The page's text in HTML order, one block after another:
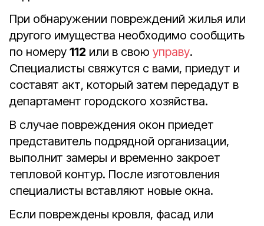
При обнаружении повреждений жилья или
другого имущества необходимо сообщить
по номеру 112 или в свою управу.
Специалисты свяжутся с вами, приедут и
составят акт, который затем передадут в
департамент городского хозяйства.
В случае повреждения окон приедет
представитель подрядной организации,
выполнит замеры и временно закроет
тепловой контур. После изготовления
специалисты вставляют новые окна.
Если повреждены кровля, фасад или